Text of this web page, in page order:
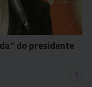
do presidente
1